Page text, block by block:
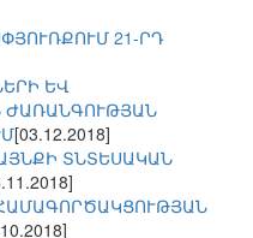
21-ՐԴ
ԵՎ
[03.12.2018]
ՏՆՏԵՍԱԿԱՆ